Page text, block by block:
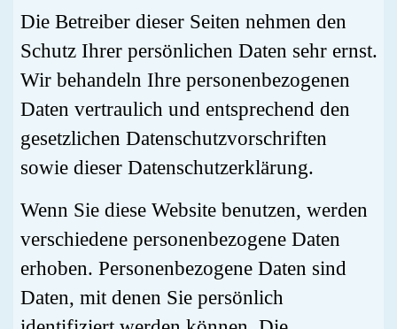
Die Betreiber dieser Seiten nehmen den
Schutz Ihrer persönlichen Daten sehr ernst.
Wir behandeln Ihre personenbezogenen
Daten vertraulich und entsprechend den
gesetzlichen Datenschutzvorschriften
sowie dieser Datenschutzerklärung.
Wenn Sie diese Website benutzen, werden
verschiedene personenbezogene Daten
erhoben. Personenbezogene Daten sind
Daten, mit denen Sie persönlich